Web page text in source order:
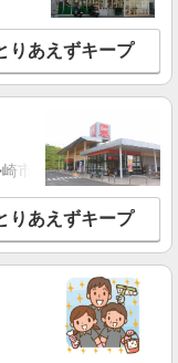
しくなれる携帯販売
与幅は経験・スキル
別途支給（規定あ
゜+゜・。○。・゜
ショップ
詳細を見る
しくなれる携帯販
給 ★交通費別途支給
りあえずキープ
市・太田市・館林市
りあえずキープ